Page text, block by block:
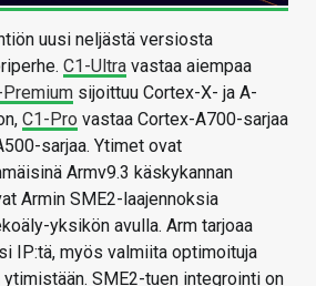
uusi neljästä versiosta
C1-Ultra vastaa aiempaa
sijoittuu Cortex-X- ja A-
C1-Pro vastaa Cortex-A700-sarjaa
sarjaa. Ytimet ovat
Armv9.3 käskykannan
Armin SME2-laajennoksia
yksikön avulla. Arm tarjoaa
IP:tä, myös valmiita optimoituja
SME2-tuen integrointi on